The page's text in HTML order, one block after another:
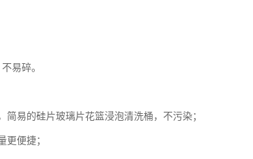
易碎。
易的硅片玻璃片花篮浸泡清洗桶，不污染；
更便捷；